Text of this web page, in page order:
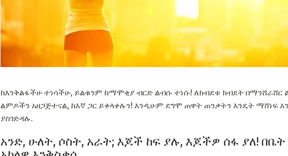
ከእንቅልፋችሁ ተነሳችሁ, ይልቁንም ከማሞቂያ ብርድ ልብሱ ተነሱ! ለክብደቱ ክብደት
ልምዶችን አዘጋጅተናል, ከእኛ ጋር ይቀላቀሉን! እንዲሁም ደግሞ ጠዋት ጠንቃትን እንዴት ማሸነፍ
ያስገድዳሉ.
አንድ, ሁለት, ሶስት, አራት; እጆች ከፍ ያሉ, እጆችዎ ሰፋ ያለ!